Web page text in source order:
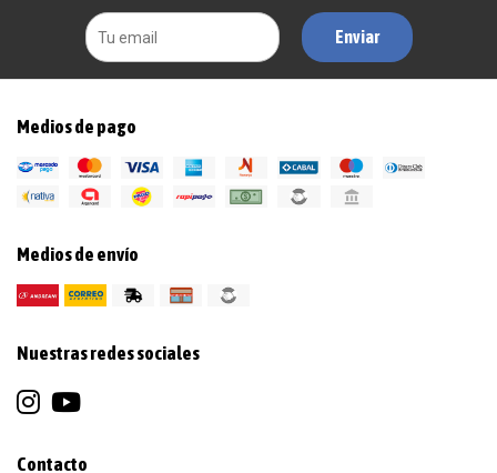
Enviar
Medios de pago
Medios de envío
Nuestras redes sociales
Contacto